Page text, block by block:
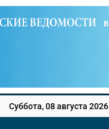
Суббота, 08 августа 2026